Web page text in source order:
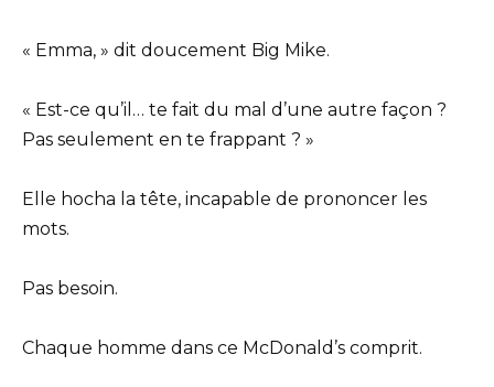
« Emma, » dit doucement Big Mike.
« Est-ce qu’il… te fait du mal d’une autre façon ?
Pas seulement en te frappant ? »
Elle hocha la tête, incapable de prononcer les
mots.
Pas besoin.
Chaque homme dans ce McDonald’s comprit.